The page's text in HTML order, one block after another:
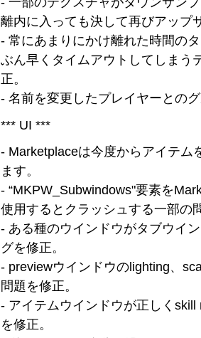
離内に入っても決して再びアップ
- 常にあまりにかけ離れた時間の
ぶん早くタイムアウトしてしまう
正。
- 名前を変更したプレイヤーとの
*** UI ***
- Marketplaceは今度からアイテム
ます。
- “MKPW_Subwindows"要素を
使用するとクラッシュする一部の
- ある種のウインドウがタブウイ
グを修正。
- previewウインドウのlighting、
問題を修正。
- アイテムウインドウが正しく
を修正。